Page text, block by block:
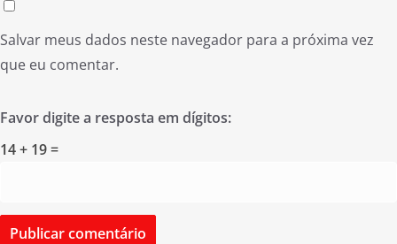
Salvar meus dados neste navegador para a próxima vez
que eu comentar.
Favor digite a resposta em dígitos:
14 + 19 =